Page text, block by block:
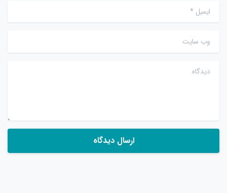
ایمیل *
وب سایت
دیدگاه